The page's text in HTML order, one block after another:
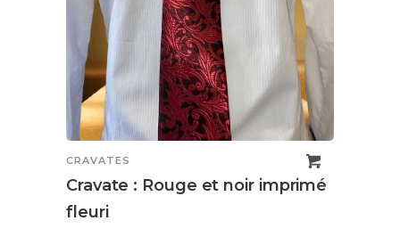
CRAVATES
Cravate : Rouge et noir imprimé
fleuri